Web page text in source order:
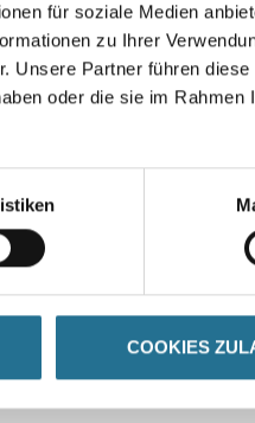
für soziale Medien
zu Ihrer
Unsere Partner führen diese
oder die sie im Rahmen
COOKIES